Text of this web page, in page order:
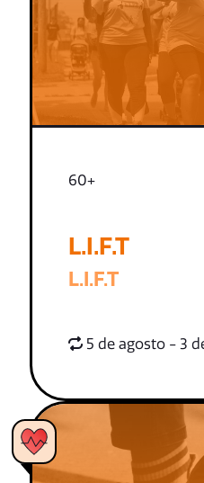
60+
L.I.F.T
L.I.F.T
5 de agosto - 3